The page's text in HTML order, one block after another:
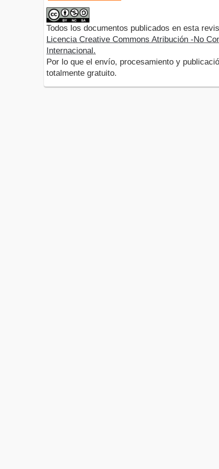
Todos los documentos publicados en esta
Licencia Creative Commons Atribución -No
Internacional.
Por lo que el envío, procesamiento y
totalmente gratuito.